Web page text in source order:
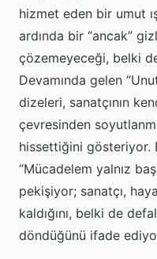
hizmet eden bir umut
ardında bir “ancak”
çözemeyeceği, belki
Devamında gelen
dizeleri, sanatçının
çevresinden
hissettiğini gösteriyor.
“Mücadelem yalnız
pekişiyor; sanatçı,
kaldığını, belki de
döndüğünü ifade